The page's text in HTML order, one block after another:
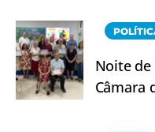
Noite de
Câmara